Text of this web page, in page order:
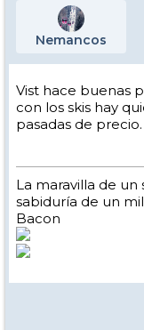
Nemancos
Vist hace buenas
con los skis hay
pasadas de precio.
La maravilla de
sabiduría de un
Bacon